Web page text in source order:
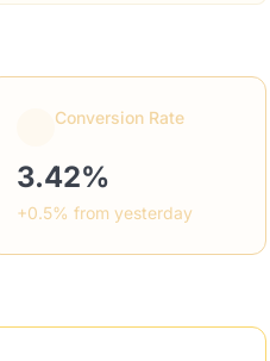
Conversion Rate
3.42%
+0.5% from yesterday